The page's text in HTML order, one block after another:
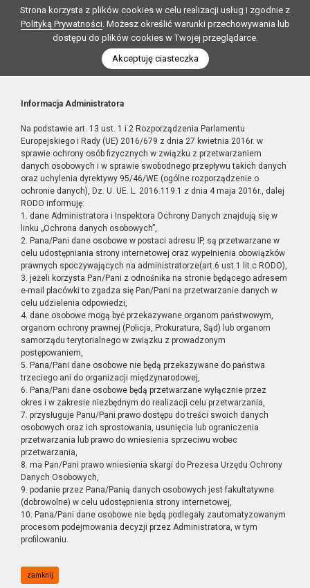
Strona korzysta z plików cookies w celu realizacji usług i zgodnie z
Polityką Prywatności. Możesz określić warunki przechowywania lub
dostępu do plików cookies w Twojej przeglądarce.
Akceptuję ciasteczka
Informacja Administratora
Na podstawie art. 13 ust. 1 i 2 Rozporządzenia Parlamentu
Europejskiego i Rady (UE) 2016/679 z dnia 27 kwietnia 2016r. w
sprawie ochrony osób fizycznych w związku z przetwarzaniem
danych osobowych i w sprawie swobodnego przepływu takich danych
oraz uchylenia dyrektywy 95/46/WE (ogólne rozporządzenie o
ochronie danych), Dz. U. UE. L. 2016.119.1 z dnia 4 maja 2016r., dalej
RODO informuję:
1. dane Administratora i Inspektora Ochrony Danych znajdują się w
linku „Ochrona danych osobowych”,
2. Pana/Pani dane osobowe w postaci adresu IP, są przetwarzane w
celu udostępniania strony internetowej oraz wypełnienia obowiązków
prawnych spoczywających na administratorze(art.6 ust.1 lit.c RODO),
3. jeżeli korzysta Pan/Pani z odnośnika na stronie będącego adresem
e-mail placówki to zgadza się Pan/Pani na przetwarzanie danych w
celu udzielenia odpowiedzi,
4. dane osobowe mogą być przekazywane organom państwowym,
organom ochrony prawnej (Policja, Prokuratura, Sąd) lub organom
samorządu terytorialnego w związku z prowadzonym
postępowaniem,
5. Pana/Pani dane osobowe nie będą przekazywane do państwa
trzeciego ani do organizacji międzynarodowej,
6. Pana/Pani dane osobowe będą przetwarzane wyłącznie przez
okres i w zakresie niezbędnym do realizacji celu przetwarzania,
7. przysługuje Panu/Pani prawo dostępu do treści swoich danych
osobowych oraz ich sprostowania, usunięcia lub ograniczenia
przetwarzania lub prawo do wniesienia sprzeciwu wobec
przetwarzania,
8. ma Pan/Pani prawo wniesienia skargi do Prezesa Urzędu Ochrony
Danych Osobowych,
9. podanie przez Pana/Panią danych osobowych jest fakultatywne
(dobrowolne) w celu udostępnienia strony internetowej,
10. Pana/Pani dane osobowe nie będą podlegały zautomatyzowanym
procesom podejmowania decyzji przez Administratora, w tym
profilowaniu.
zamknij